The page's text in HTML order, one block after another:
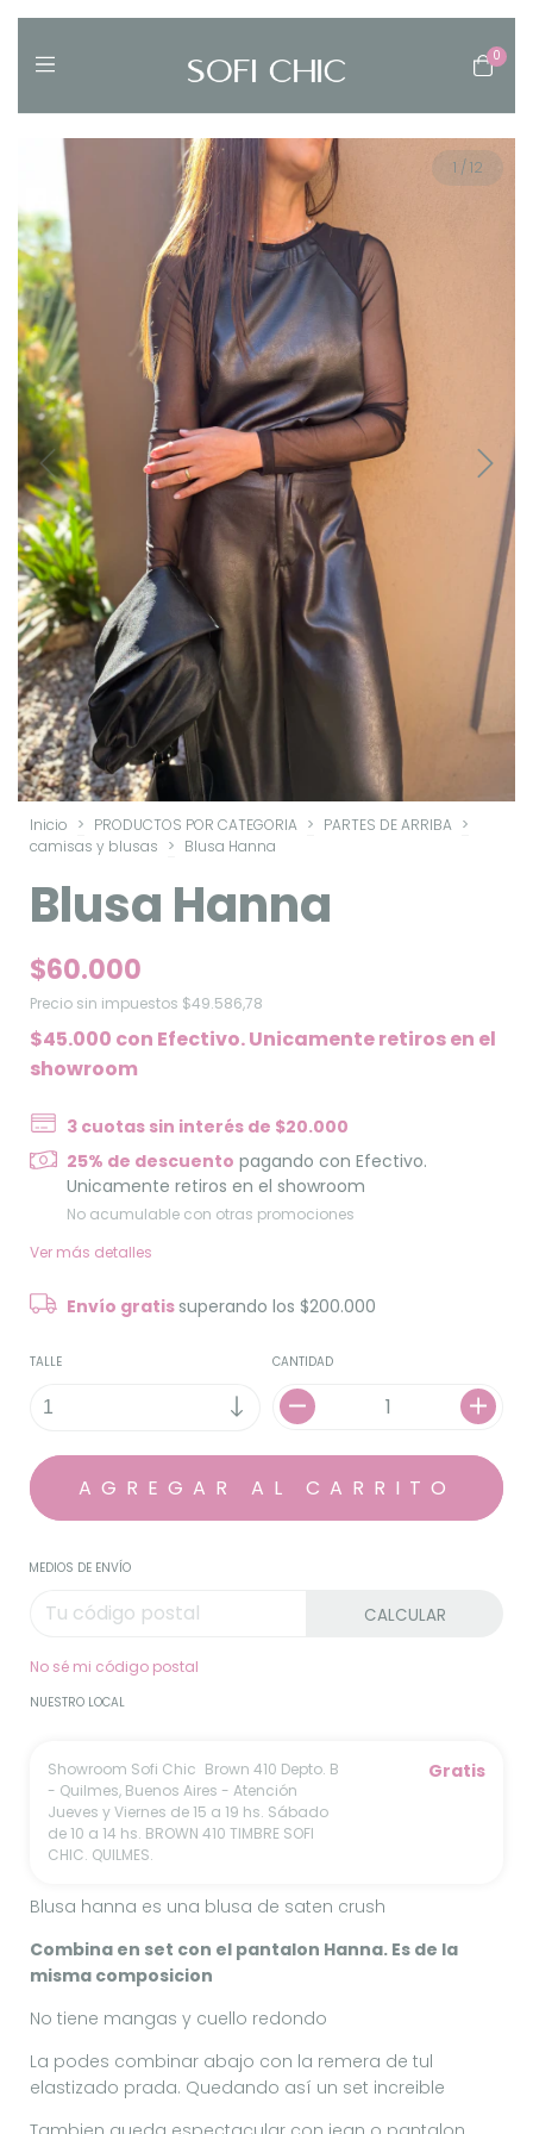
0
1 / 12
Inicio > PRODUCTOS POR CATEGORIA > PARTES DE ARRIBA >
camisas y blusas > Blusa Hanna
Blusa Hanna
$60.000
Precio sin impuestos $49.586,78
$45.000 con Efectivo. Unicamente retiros en el
showroom
3 cuotas sin interés de $20.000
25% de descuento pagando con Efectivo.
Unicamente retiros en el showroom
No acumulable con otras promociones
Ver más detalles
Envío gratis superando los$200.000
TALLE CANTIDAD
MEDIOS DE ENVÍO
CALCULAR
No sé mi código postal
NUESTRO LOCAL
Showroom Sofi Chic Brown 410 Depto. B
- Quilmes, Buenos Aires - Atención
Jueves y Viernes de 15 a 19 hs. Sábado
de 10 a 14 hs. BROWN 410 TIMBRE SOFI
CHIC. QUILMES.
Gratis
Blusa hanna es una blusa de saten crush
Combina en set con el pantalon Hanna. Es de la
misma composicion
No tiene mangas y cuello redondo
La podes combinar abajo con la remera de tul
elastizado prada. Quedando así un set increible